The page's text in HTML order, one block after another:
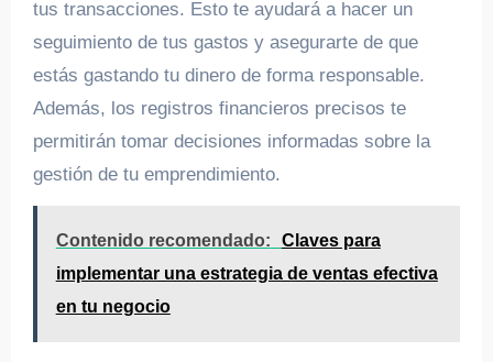
tus transacciones. Esto te ayudará a hacer un
seguimiento de tus gastos y asegurarte de que
estás gastando tu dinero de forma responsable.
Además, los registros financieros precisos te
permitirán tomar decisiones informadas sobre la
gestión de tu emprendimiento.
Contenido recomendado:
Claves para
implementar una estrategia de ventas efectiva
en tu negocio